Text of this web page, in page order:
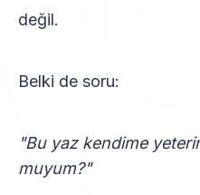
değil.
Belki de soru:
"Bu yaz kendime
muyum?"